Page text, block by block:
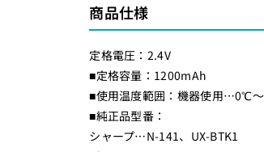
電
_
0
5
-
0
_
0
5
-
0
商品仕様
定格電圧：2.4V
■定格容量：1200mAh
■使用温度範囲：機器使用
■純正品型番：
シャープ…N-141、UX-BTK1